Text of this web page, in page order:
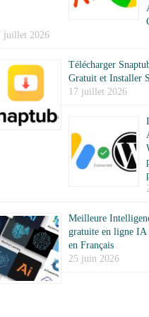
juillet 2026
Télécharger
Gratuit et Installer
17 juillet 2026
Meilleure
gratuite en ligne IA
en Français
25 juin 2026